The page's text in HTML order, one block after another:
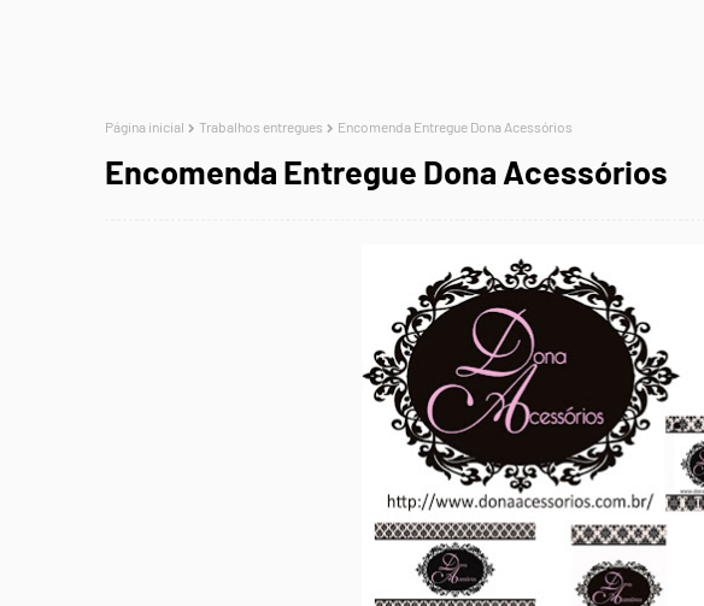
Página inicial Trabalhos entregues Encomenda Entregue Dona Acessórios
Encomenda Entregue Dona Acessórios